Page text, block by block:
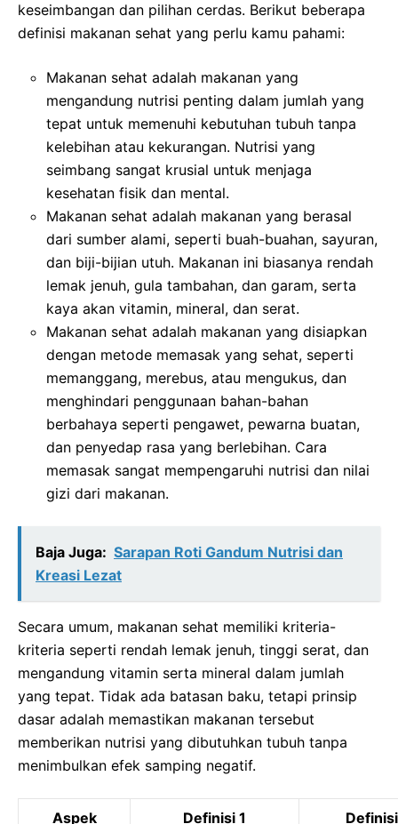
keseimbangan dan pilihan cerdas. Berikut beberapa
definisi makanan sehat yang perlu kamu pahami:
Makanan sehat adalah makanan yang
mengandung nutrisi penting dalam jumlah yang
tepat untuk memenuhi kebutuhan tubuh tanpa
kelebihan atau kekurangan. Nutrisi yang
seimbang sangat krusial untuk menjaga
kesehatan fisik dan mental.
Makanan sehat adalah makanan yang berasal
dari sumber alami, seperti buah-buahan, sayuran,
dan biji-bijian utuh. Makanan ini biasanya rendah
lemak jenuh, gula tambahan, dan garam, serta
kaya akan vitamin, mineral, dan serat.
Makanan sehat adalah makanan yang disiapkan
dengan metode memasak yang sehat, seperti
memanggang, merebus, atau mengukus, dan
menghindari penggunaan bahan-bahan
berbahaya seperti pengawet, pewarna buatan,
dan penyedap rasa yang berlebihan. Cara
memasak sangat mempengaruhi nutrisi dan nilai
gizi dari makanan.
Baja Juga: Sarapan Roti Gandum Nutrisi dan
Kreasi Lezat
Secara umum, makanan sehat memiliki kriteria-
kriteria seperti rendah lemak jenuh, tinggi serat, dan
mengandung vitamin serta mineral dalam jumlah
yang tepat. Tidak ada batasan baku, tetapi prinsip
dasar adalah memastikan makanan tersebut
memberikan nutrisi yang dibutuhkan tubuh tanpa
menimbulkan efek samping negatif.
Aspek Definisi 1